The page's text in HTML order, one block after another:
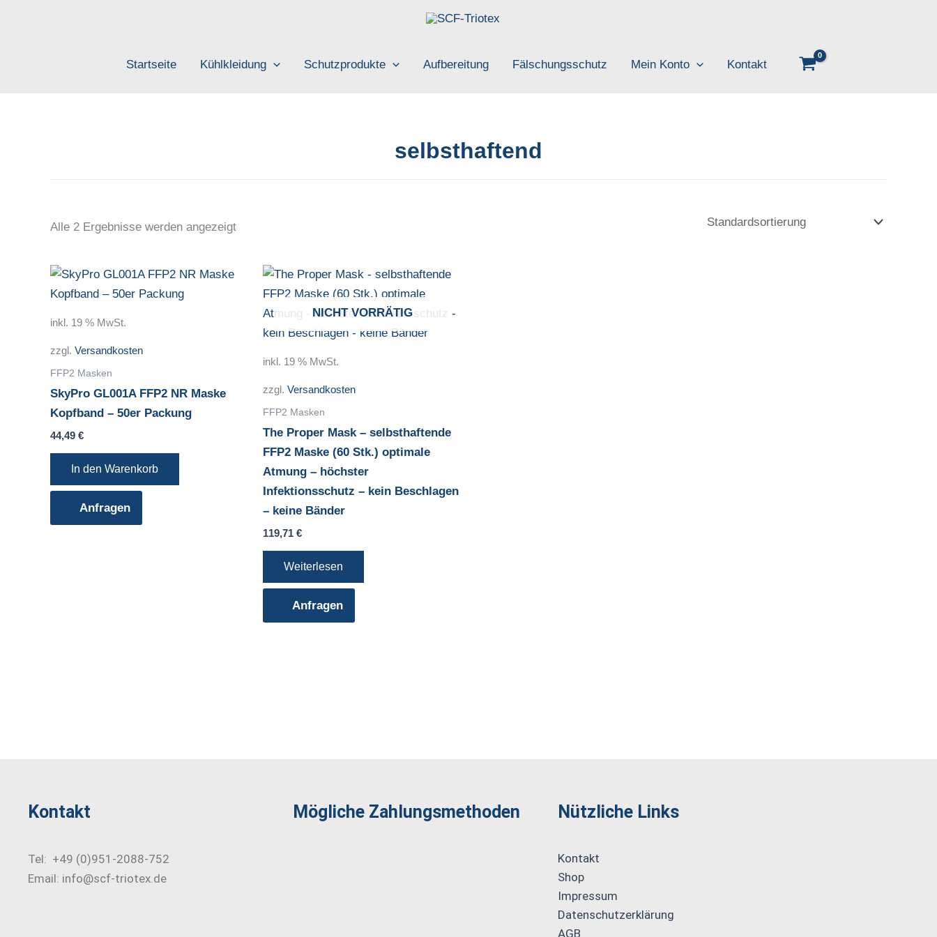
Startseite
Kühlkleidung Schutzprodukte Aufbereitung Fälschungsschutz Mein Konto Kontakt
selbsthaftend
Alle 2 Ergebnisse werden angezeigt
inkl. 19 % MwSt.
zzgl. Versandkosten
FFP2 Masken
SkyPro GL001A FFP2 NR Maske
Kopfband – 50er Packung
44,49 €
In den Warenkorb
Anfragen
NICHT VORRÄTIG
inkl. 19 % MwSt.
zzgl. Versandkosten
FFP2 Masken
The Proper Mask – selbsthaftende
FFP2 Maske (60 Stk.) optimale
Atmung – höchster
Infektionsschutz – kein Beschlagen
– keine Bänder
119,71 €
Weiterlesen
Anfragen
Kontakt
Tel: +49 (0)951-2088-752
Email: info@scf-triotex.de
Mögliche Zahlungs­methoden Nützliche Links
Kontakt
Shop
Impressum
Datenschutzerklärung
AGB